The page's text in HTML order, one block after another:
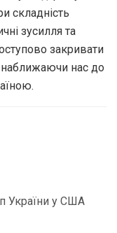
складність
зусилля та
закривати
наближаючи нас до
України у США